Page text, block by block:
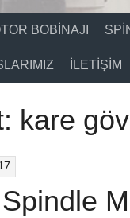
BOBINAJI
İLETIŞIM
kare